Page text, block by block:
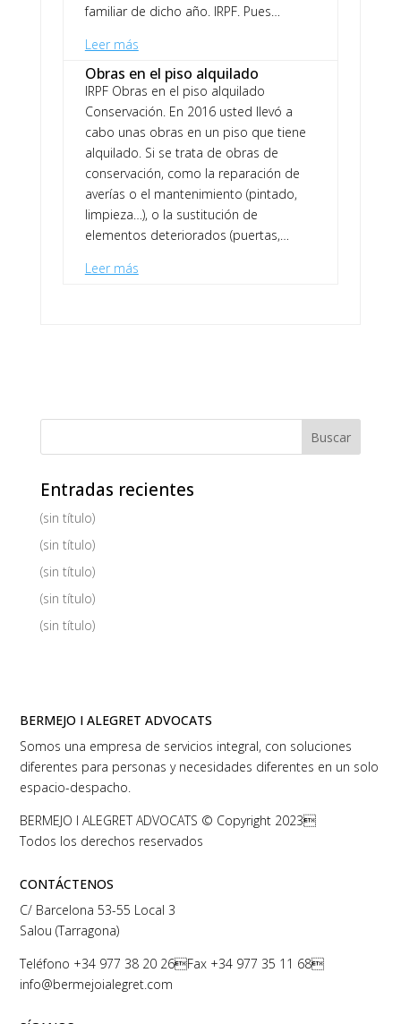
familiar de dicho año. IRPF. Pues…
Leer más
Obras en el piso alquilado
IRPF Obras en el piso alquilado
Conservación. En 2016 usted llevó a
cabo unas obras en un piso que tiene
alquilado. Si se trata de obras de
conservación, como la reparación de
averías o el mantenimiento (pintado,
limpieza…), o la sustitución de
elementos deteriorados (puertas,…
Leer más
Entradas recientes
(sin título)
(sin título)
(sin título)
(sin título)
(sin título)
BERMEJO I ALEGRET ADVOCATS
Somos una empresa de servicios integral, con soluciones
diferentes para personas y necesidades diferentes en un solo
espacio-despacho.
BERMEJO I ALEGRET ADVOCATS © Copyright 2023
Todos los derechos reservados
CONTÁCTENOS
C/ Barcelona 53-55 Local 3
Salou (Tarragona)
Teléfono +34 977 38 20 26Fax +34 977 35 11 68
info@bermejoialegret.com